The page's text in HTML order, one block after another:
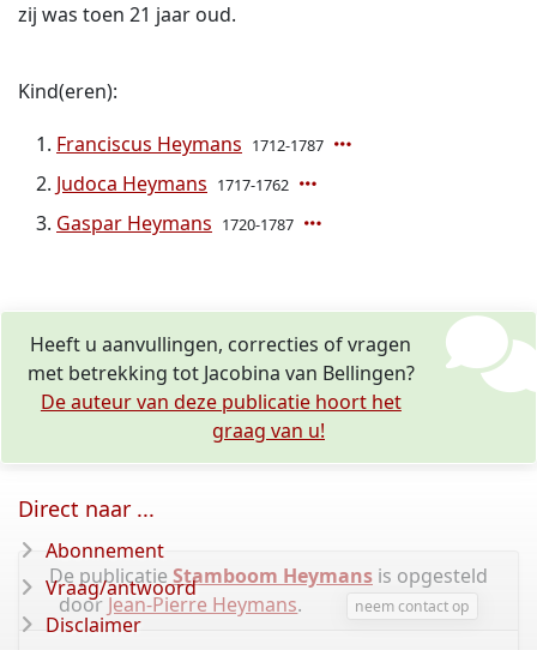
zij was toen 21 jaar oud.
Kind(eren):
Franciscus Heymans 1712-1787
Judoca Heymans 1717-1762
Gaspar Heymans 1720-1787
Heeft u aanvullingen, correcties of vragen
met betrekking tot Jacobina van Bellingen?
De auteur van deze publicatie hoort het
graag van u!
De publicatie Stamboom Heymans is opgesteld
door Jean-Pierre Heymans. neem contact op
Direct naar ...
Abonnement
Vraag/antwoord
Disclaimer